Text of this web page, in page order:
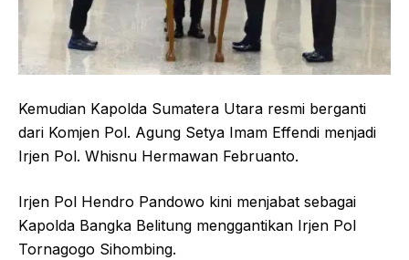
Kemudian Kapolda Sumatera Utara resmi berganti
dari Komjen Pol. Agung Setya Imam Effendi menjadi
Irjen Pol. Whisnu Hermawan Februanto.
Irjen Pol Hendro Pandowo kini menjabat sebagai
Kapolda Bangka Belitung menggantikan Irjen Pol
Tornagogo Sihombing.